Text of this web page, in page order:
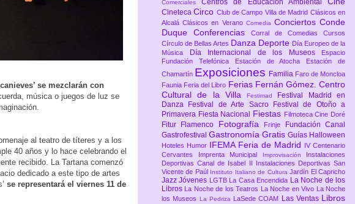
se mezclarán con
música o juegos de luz se
al teatro de títeres y a los
40 años y lo hace celebrando el
recibido. La Tartana comenzó
dedicado a este tipo de artes
se representará el viernes 11 de
ComercialesCentros de Educación Ambiental
CinetecaCirco Club de Campo Villa de Madrid Clásicos en
AlcaláClásicos en Verano Comedia ConciertosConde
Duque Conferencias Corral de Comedias Cursos
Círculo de Bellas Artes Danza Deporte Día Europeo de la
Música
Día Internacional de los Museos
Espacio
Fundación Telefónica
Estación de Atocha
Estación de
Chamartín Exposiciones Familia Faro de Moncloa
Faunia Feria del Libro Ferias Fernán Gómez. Centro
Cultural de la VillaFestimad
Festival Madrid en
Danza
Festival de Arte Sacro
Festival de Otoño a
Primavera Fiesta Nacional Fiestas Filmoteca Cine Doré
Fitur Flamenco Fotografía Frinje
Fundación Canal
Gastrofestival Gastronomía Gratis Guías Halloween
Hoteles Humor IFEMA Feria de Madrid
IV Centenario
Cervantes
Imprenta Municipal Improvisación
Instalaciones
Deportivas Canal de Isabel II
Instalaciones Deportivas San
Vicente de Paúl
Instituto Italiano de CulturaJardín El Capricho
JazzJóvenes LGTB La Casa Encendida La Noche de los
Libros
La Noche de los Teatros La Noche en Vivo
La Noche
los Museos
La Pedriza LaSede COAM Las Ventas Libros